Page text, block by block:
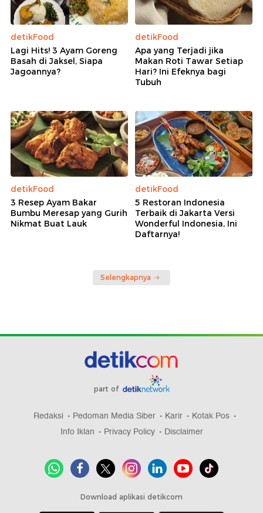
detikFood
Lagi Hits! 3 Ayam Goreng
Basah di Jaksel, Siapa
Jagoannya?
detikFood
Apa yang Terjadi jika
Makan Roti Tawar Setiap
Hari? Ini Efeknya bagi
Tubuh
detikFood
3 Resep Ayam Bakar
Bumbu Meresap yang Gurih
Nikmat Buat Lauk
detikFood
5 Restoran Indonesia
Terbaik di Jakarta Versi
Wonderful Indonesia, Ini
Daftarnya!
Selengkapnya
part of
Redaksi Pedoman Media Siber Karir
Kotak Pos
Info Iklan
Privacy Policy Disclaimer
Download aplikasi detikcom